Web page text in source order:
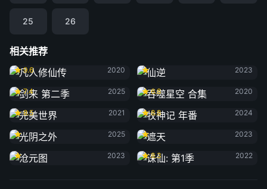
25 26
相关推荐
凡人修仙传
9.6
2020
2023
剑来 第二季
7.4
2025
吞噬星空 合集
6.8
2020
完美世界
8.5
2021
牧神记 年番
8.8
2024
光阴之外
2025
遮天
2023
沧元图
2023
诛仙: 第1季
8.3
2022